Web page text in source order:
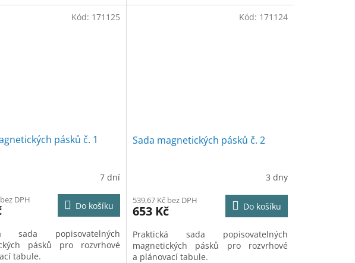
pásků č. 1
7 dní
DPH
Do košíku
sada popisovatelných
pásků pro rozvrhové
tabule.
Kód: 171125
Sada magnetických pásků č. 2
3 dny
539,67 Kč bez DPH
653 Kč Do košíku
Praktická sada popisovatelných
magnetických pásků pro rozvrhové
a plánovací tabule.
Kód: 171124